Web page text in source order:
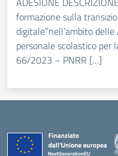
formazione sulla
digitale”nell’ambito
personale scolastico per
66/2023 – PNRR […]